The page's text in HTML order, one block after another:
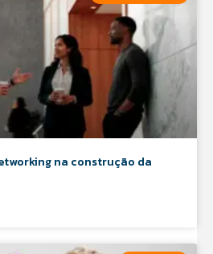
na construção da